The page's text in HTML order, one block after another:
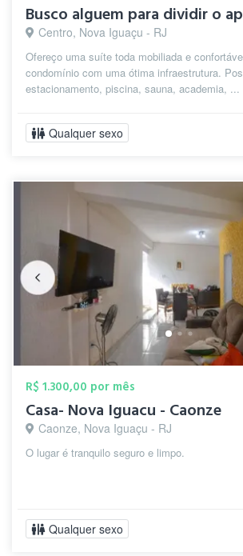
Centro, Nova Iguaçu - RJ
Ofereço uma suíte toda mobiliada e
condomínio com uma ótima infraestrutura.
estacionamento, piscina, sauna, academia, ...
Qualquer sexo
R$ 1.300,00 por mês
Casa- Nova Iguacu - Caonze
Caonze, Nova Iguaçu - RJ
O lugar é tranquilo seguro e limpo.
Qualquer sexo